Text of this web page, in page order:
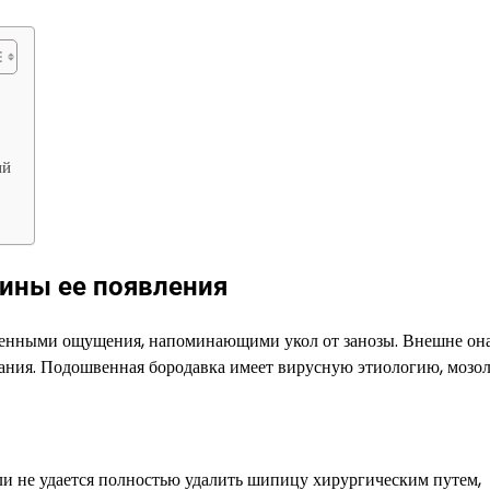
ее появления
ощущения, напоминающими укол от занозы. Внешне
Подошвенная бородавка имеет вирусную этиологию,
не удается полностью удалить шипицу хирургическим путем,